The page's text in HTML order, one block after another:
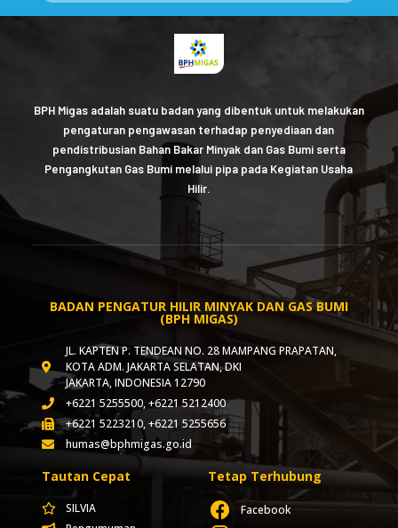
BPH Migas adalah suatu badan yang dibentuk untuk melakukan
pengaturan pengawasan terhadap penyediaan dan
pendistribusian Bahan Bakar Minyak dan Gas Bumi serta
Pengangkutan Gas Bumi melalui pipa pada Kegiatan Usaha
Hilir.
BADAN PENGATUR HILIR MINYAK DAN GAS BUMI
(BPH MIGAS)
JL. KAPTEN P. TENDEAN NO. 28 MAMPANG PRAPATAN,
KOTA ADM. JAKARTA SELATAN, DKI
JAKARTA, INDONESIA 12790
+6221 5255500, +6221 5212400
+6221 5223210, +6221 5255656
humas@bphmigas.go.id
Tautan Cepat
SILVIA
Tetap Terhubung
Facebook